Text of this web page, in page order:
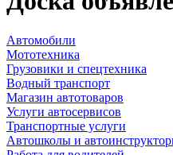
Автомобили
Мототехника
Грузовики и спецтехника
Водный транспорт
Магазин автотоваров
Услуги автосервисов
Транспортные услуги
Автошколы и